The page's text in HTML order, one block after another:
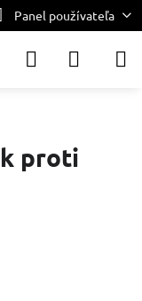
Panel používateľa
proti